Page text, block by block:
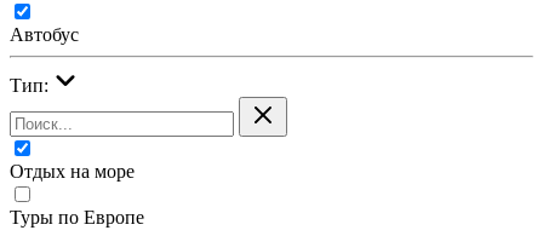
Автобус
Тип:
Отдых на море
Туры по Европе